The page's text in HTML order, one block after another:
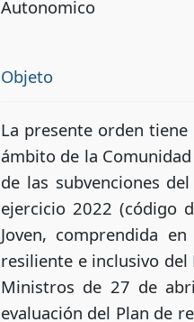
Autonomico
Objeto
La presente orden
ámbito de la
de las subvenciones
ejercicio 2022 (código
Joven, comprendida
resiliente e inclusivo
Ministros de 27 de
evaluación del Plan de